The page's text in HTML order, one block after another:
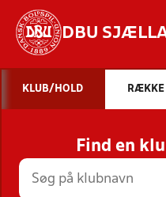
DBU
STILLINGER,
KLUB/HOLD RÆKKE
Find en